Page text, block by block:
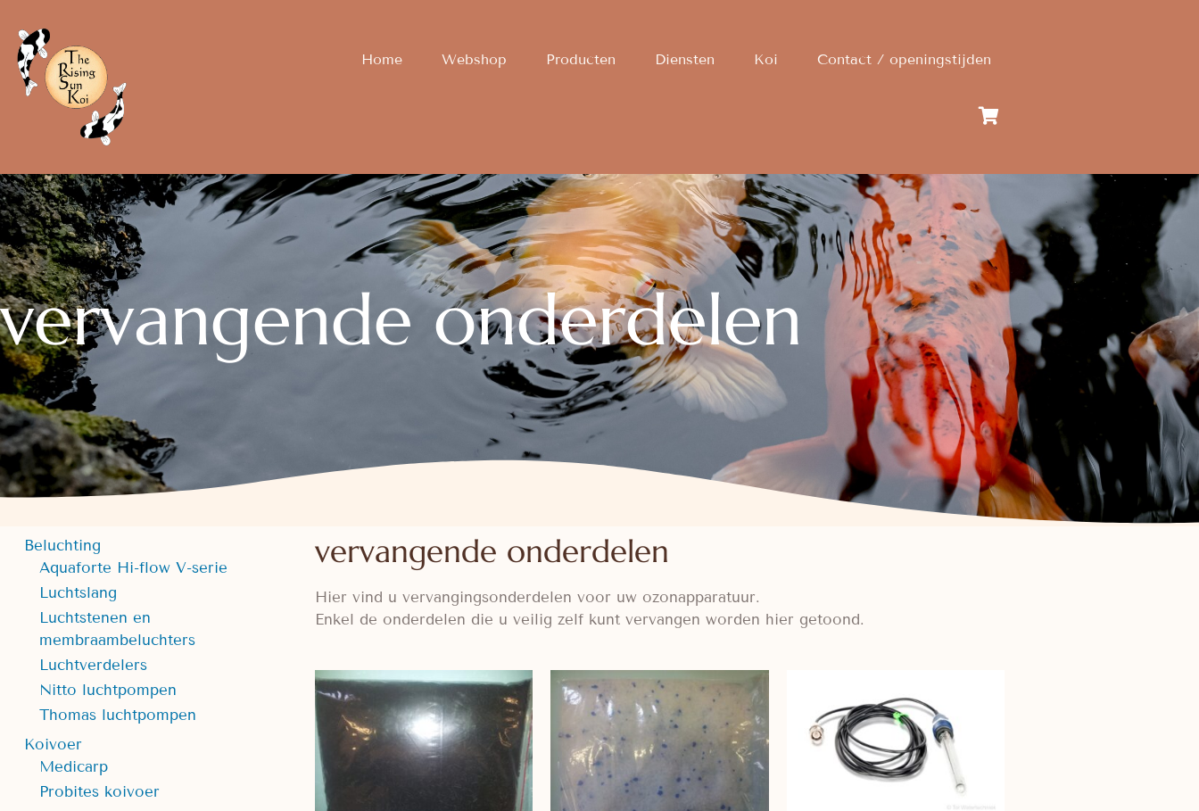
Home Webshop Producten Diensten Koi Contact / openingstijden
vervangende onderdelen
Beluchting
Aquaforte Hi-flow V-serie
Luchtslang
Luchtstenen en
membraambeluchters
Luchtverdelers
Nitto luchtpompen
Thomas luchtpompen
Koivoer
Medicarp
Probites koivoer
vervangende onderdelen
Hier vind u vervangingsonderdelen voor uw ozonapparatuur.
Enkel de onderdelen die u veilig zelf kunt vervangen worden hier getoond.